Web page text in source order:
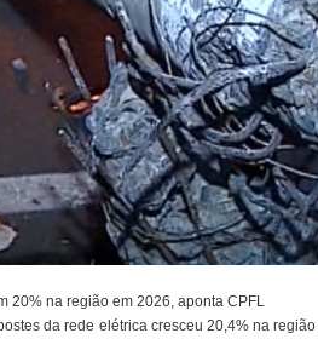
20% na região em 2026, aponta CPFL
da rede elétrica cresceu 20,4% na